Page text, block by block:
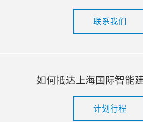
联系我们
如何抵达上海国际智能
计划行程